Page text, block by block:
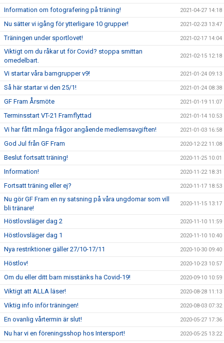
Information om fotografering på träning! 2021-04-27 14:18
Nu sätter vi igång för ytterligare 10 grupper! 2021-02-23 13:47
Träningen under sportlovet! 2021-02-17 14:04
Viktigt om du råkar ut för Covid? stoppa smittan
omedelbart.
2021-02-15 12:18
Vi startar våra barngrupper v9! 2021-01-24 09:13
Så här startar vi den 25/1! 2021-01-24 08:38
GF Fram Årsmöte 2021-01-19 11:07
Terminsstart VT-21 Framflyttad 2021-01-14 10:53
Vi har fått många frågor angående medlemsavgiften! 2021-01-03 16:58
God Jul från GF Fram 2020-12-22 11:08
Beslut fortsatt träning! 2020-11-25 10:01
Information! 2020-11-22 18:31
Fortsatt träning eller ej? 2020-11-17 18:53
Nu gör GF Fram en ny satsning på våra ungdomar som vill
bli tränare!
2020-11-15 13:17
Höstlovsläger dag 2 2020-11-10 11:59
Höstlovsläger dag 1 2020-11-10 10:40
Nya restriktioner gäller 27/10-17/11 2020-10-30 09:40
Höstlov! 2020-10-23 10:57
Om du eller ditt barn misstänks ha Covid-19! 2020-09-10 10:59
Viktigt att ALLA läser! 2020-08-28 11:13
Viktig info inför träningen! 2020-08-03 07:32
En ovanlig vårtermin är slut! 2020-05-27 17:36
Nu har vi en föreningsshop hos Intersport! 2020-05-25 13:22